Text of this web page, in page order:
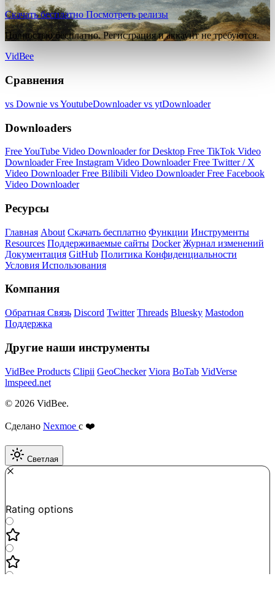
Скачать бесплатно Посмотреть релизы
Полностью бесплатно. Регистрация и аккаунт не требуются.
VidBee
Сравнения
vs Downie vs YoutubeDownloadervs ytDownloader
Downloaders
Free YouTube Video Downloader for Desktop Free TikTok Video
DownloaderFree Instagram Video DownloaderFree Twitter / X
Video DownloaderFree Bilibili Video DownloaderFree Facebook
Video Downloader
Ресурсы
Главная About Скачать бесплатно Функции Инструменты
Resources Поддерживаемые сайты Docker Журнал изменений
Документация GitHub Политика Конфиденциальности
Условия Использования
Компания
Обратная Связь Discord Twitter Threads Bluesky Mastodon
Поддержка
Другие наши инструменты
VidBee Products Clipii GeoChecker Viora BoTab VidVerse
lmspeed.net
© 2026 VidBee.
Сделано Nexmoe с ❤️
Светлая
Rating options